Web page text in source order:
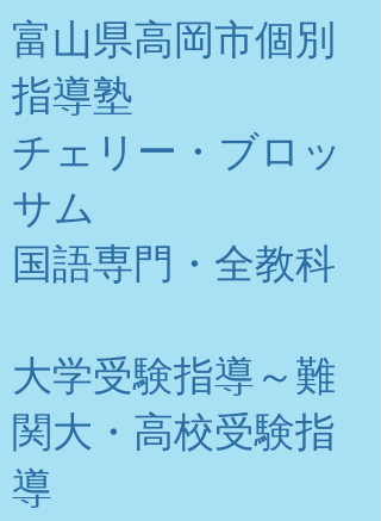
富山県高岡市個別
指導塾
チェリー・ブロッ
サム
​国語専門・全教科
大学受験指導～難
関大・高校受験指
導